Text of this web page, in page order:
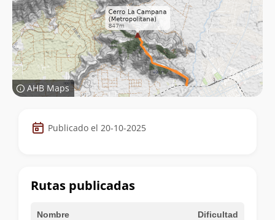
AHB Maps
Datos
de
cumbre
Publicado el 20-10-2025
Rutas publicadas
Nombre Dificultad